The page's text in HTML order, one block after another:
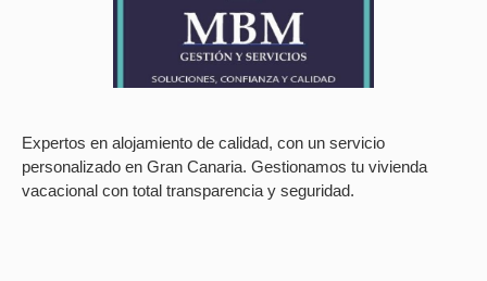
Expertos en alojamiento de calidad, con un servicio
personalizado en Gran Canaria. Gestionamos tu vivienda
vacacional con total transparencia y seguridad.